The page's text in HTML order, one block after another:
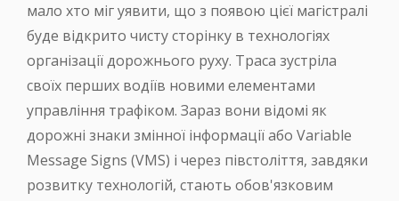
мало хто міг уявити, що з появою цієї магістралі
буде відкрито чисту сторінку в технологіях
організації дорожнього руху. Траса зустріла
своїх перших водіїв новими елементами
управління трафіком. Зараз вони відомі як
дорожні знаки змінної інформації або Variable
Message Signs (VMS) і через півстоліття, завдяки
розвитку технологій, стають обов'язковим